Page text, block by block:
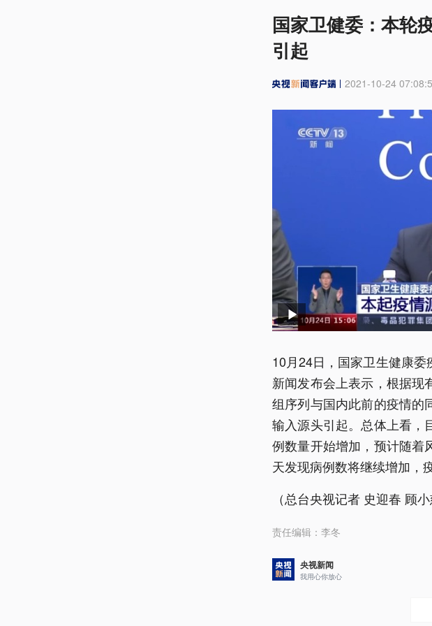
国家卫健委：本轮
引起
2021-10-24
10月24日，国家卫生健康
新闻发布会上表示，根据现
组序列与国内此前的疫情的
输入源头引起。总体上看，
例数量开始增加，预计随着
天发现病例数将继续增加，
（总台央视记者 史迎春 顾小
责任编辑： 李冬
央视新闻
我用心你放心